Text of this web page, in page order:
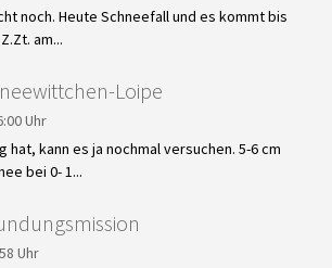
noch. Heute Schneefall und es kommt bis
am...
Loipe
Uhr
hat, kann es ja nochmal versuchen. 5-6 cm
bei 0- 1...
Uhr